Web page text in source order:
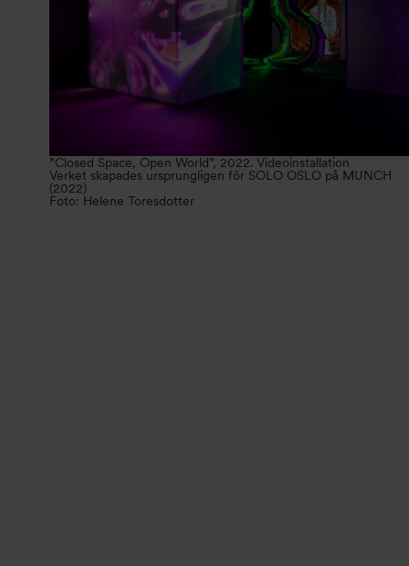
”Closed Space, Open World”, 2022. Videoinstallation
Verket skapades ursprungligen för SOLO OSLO på MUNCH
(2022)
Foto: Helene Toresdotter